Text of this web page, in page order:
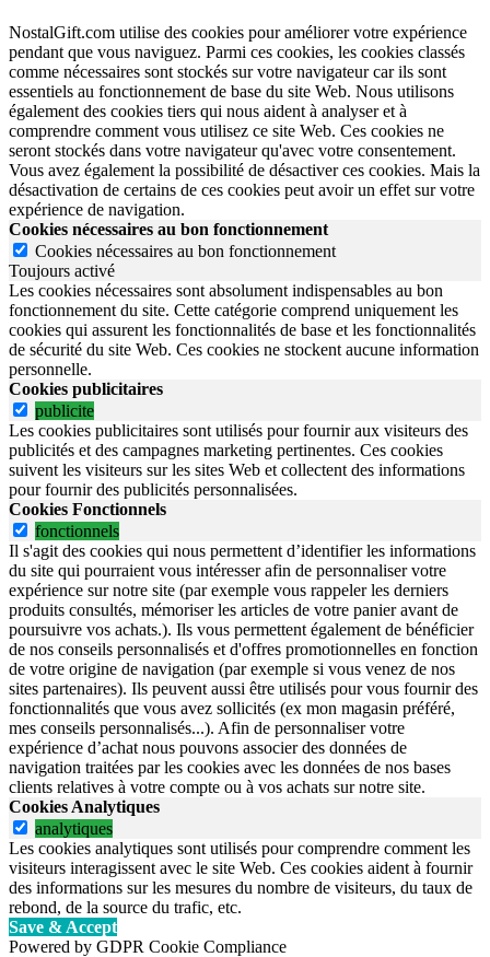
NostalGift.com utilise des cookies pour améliorer votre expérience
pendant que vous naviguez. Parmi ces cookies, les cookies classés
comme nécessaires sont stockés sur votre navigateur car ils sont
essentiels au fonctionnement de base du site Web. Nous utilisons
également des cookies tiers qui nous aident à analyser et à
comprendre comment vous utilisez ce site Web. Ces cookies ne
seront stockés dans votre navigateur qu'avec votre consentement.
Vous avez également la possibilité de désactiver ces cookies. Mais la
désactivation de certains de ces cookies peut avoir un effet sur votre
expérience de navigation.
Cookies nécessaires au bon fonctionnement
Cookies nécessaires au bon fonctionnement
Toujours activé
Les cookies nécessaires sont absolument indispensables au bon
fonctionnement du site. Cette catégorie comprend uniquement les
cookies qui assurent les fonctionnalités de base et les fonctionnalités
de sécurité du site Web. Ces cookies ne stockent aucune information
personnelle.
Cookies publicitaires
publicite
Les cookies publicitaires sont utilisés pour fournir aux visiteurs des
publicités et des campagnes marketing pertinentes. Ces cookies
suivent les visiteurs sur les sites Web et collectent des informations
pour fournir des publicités personnalisées.
Cookies Fonctionnels
fonctionnels
Il s'agit des cookies qui nous permettent d’identifier les informations
du site qui pourraient vous intéresser afin de personnaliser votre
expérience sur notre site (par exemple vous rappeler les derniers
produits consultés, mémoriser les articles de votre panier avant de
poursuivre vos achats.). Ils vous permettent également de bénéficier
de nos conseils personnalisés et d'offres promotionnelles en fonction
de votre origine de navigation (par exemple si vous venez de nos
sites partenaires). Ils peuvent aussi être utilisés pour vous fournir des
fonctionnalités que vous avez sollicités (ex mon magasin préféré,
mes conseils personnalisés...). Afin de personnaliser votre
expérience d’achat nous pouvons associer des données de
navigation traitées par les cookies avec les données de nos bases
clients relatives à votre compte ou à vos achats sur notre site.
Cookies Analytiques
analytiques
Les cookies analytiques sont utilisés pour comprendre comment les
visiteurs interagissent avec le site Web. Ces cookies aident à fournir
des informations sur les mesures du nombre de visiteurs, du taux de
rebond, de la source du trafic, etc.
Save & Accept
Powered by GDPR Cookie Compliance